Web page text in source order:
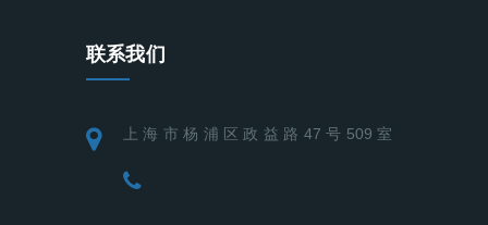
联系我们
上 海 市 杨 浦 区 政 益 路 47 号 509 室